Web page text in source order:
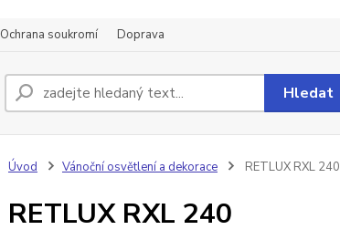
Ochrana soukromí Doprava
Hledat
Úvod Vánoční osvětlení a dekorace RETLUX RXL 240
RETLUX RXL 240